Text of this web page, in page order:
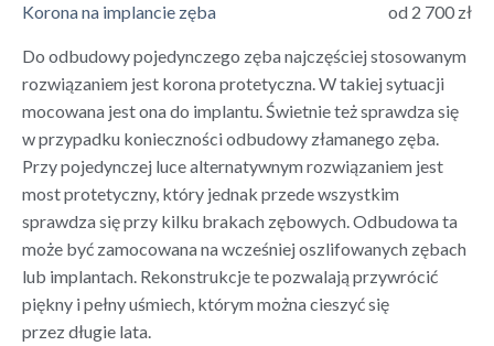
Korona na implancie zęba od 2 700 zł
Do odbudowy pojedynczego zęba najczęściej stosowanym
rozwiązaniem jest korona protetyczna. W takiej sytuacji
mocowana jest ona do implantu. Świetnie też sprawdza się
w przypadku konieczności odbudowy złamanego zęba.
Przy pojedynczej luce alternatywnym rozwiązaniem jest
most protetyczny, który jednak przede wszystkim
sprawdza się przy kilku brakach zębowych. Odbudowa ta
może być zamocowana na wcześniej oszlifowanych zębach
lub implantach. Rekonstrukcje te pozwalają przywrócić
piękny i pełny uśmiech, którym można cieszyć się
przez długie lata.